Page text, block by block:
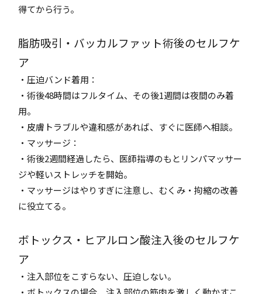
得てから行う。
脂肪吸引・バッカルファット術後のセルフケ
ア
・圧迫バンド着用：
・術後48時間はフルタイム、その後1週間は夜間のみ着
用。
・皮膚トラブルや違和感があれば、すぐに医師へ相談。
・マッサージ：
・術後2週間経過したら、医師指導のもとリンパマッサー
ジや軽いストレッチを開始。
・マッサージはやりすぎに注意し、むくみ・拘縮の改善
に役立てる。
ボトックス・ヒアルロン酸注入後のセルフケ
ア
・注入部位をこすらない、圧迫しない。